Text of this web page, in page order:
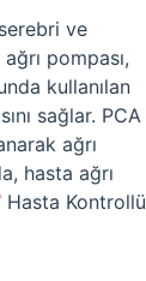
ve
pompası,
kullanılan
sağlar. PCA
ağrı
hasta ağrı
Hasta Kontrollü